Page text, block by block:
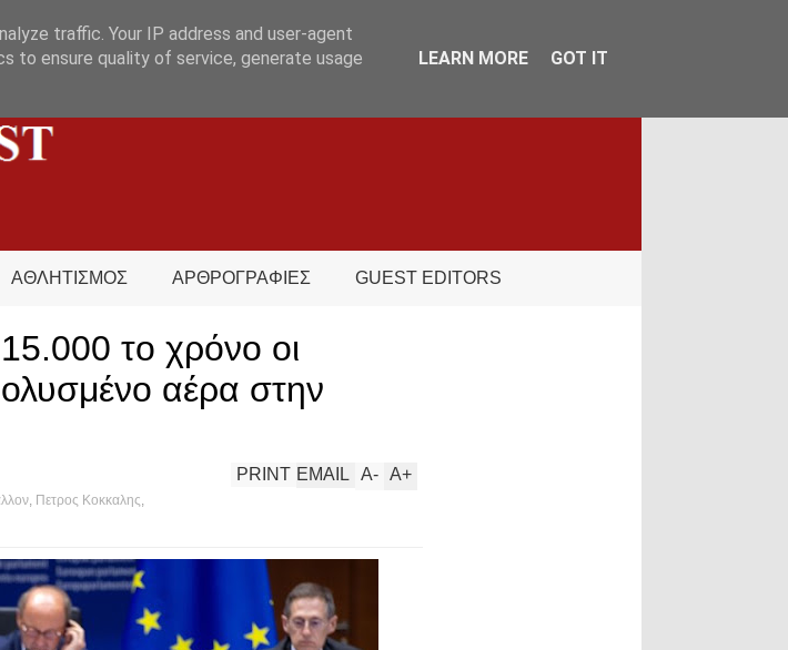
ΑΘΛΗΤΙΣΜΟΣ ΑΡΘΡΟΓΡΑΦΙΕΣ GUEST EDITORS
το χρόνο οι
αέρα στην
Πετρος Κοκκαλης
A+
A-
EMAIL
PRINT
traffic. Your IP address and user-agent
to ensure quality of service, generate usage
LEARN MORE GOT IT